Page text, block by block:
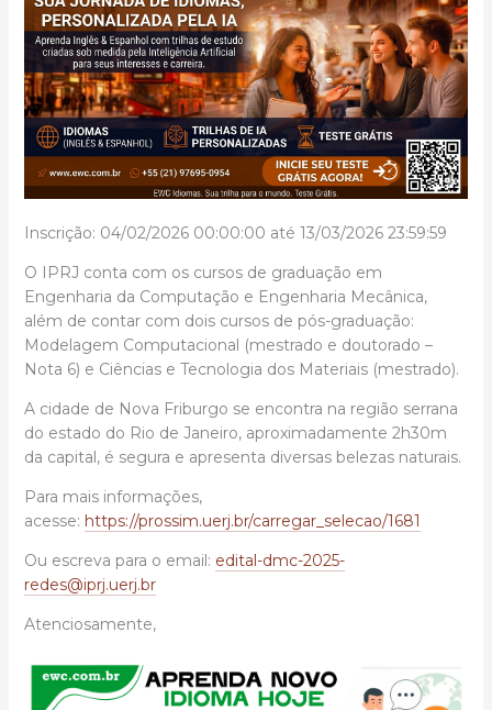
Inscrição: 04/02/2026 00:00:00 até 13/03/2026 23:59:59
O IPRJ conta com os cursos de graduação em
Engenharia da Computação e Engenharia Mecânica,
além de contar com dois cursos de pós-graduação:
Modelagem Computacional (mestrado e doutorado –
Nota 6) e Ciências e Tecnologia dos Materiais (mestrado).
A cidade de Nova Friburgo se encontra na região serrana
do estado do Rio de Janeiro, aproximadamente 2h30m
da capital, é segura e apresenta diversas belezas naturais.
Para mais informações,
acesse: https://prossim.uerj.br/carregar_selecao/1681
Ou escreva para o email: edital-dmc-2025-
redes@iprj.uerj.br
Atenciosamente,